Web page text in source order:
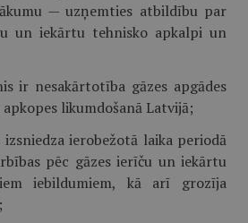
— uzņemties atbildību par
un iekārtu tehnisko apkalpi un
ir nesakārtotība gāzes apgādes
likumdošanā Latvijā;
izsniedza ierobežotā laika periodā
pēc gāzes ierīču un iekārtu
iebildumiem, kā arī grozīja